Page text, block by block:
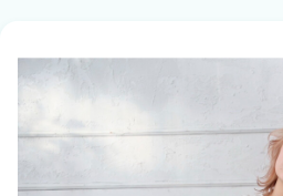
職種・技能ランク